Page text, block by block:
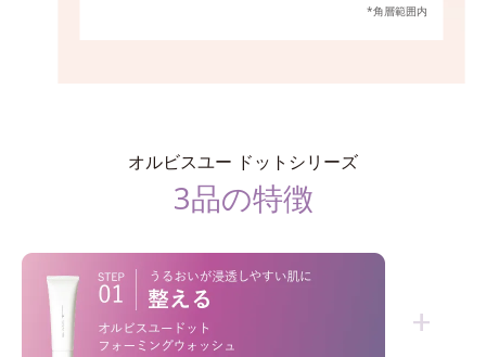
*角層範囲内
オルビスユー ドットシリーズ
3品の特徴
+